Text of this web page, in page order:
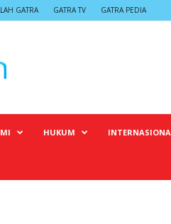
GATRA GATRA TV GATRA PEDIA
HUKUM